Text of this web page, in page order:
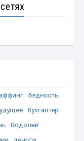
бедность
бухгалтер
Водолей